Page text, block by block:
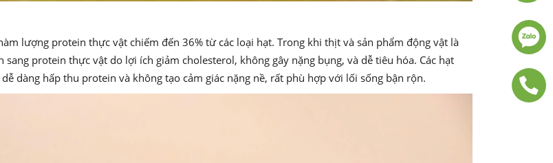
lượng protein thực vật chiếm đến 36% từ các loại hạt. Trong khi thịt và sản phẩm động vật là
protein thực vật do lợi ích giảm cholesterol, không gây nặng bụng, và dễ tiêu hóa. Các hạt
dàng hấp thu protein và không tạo cảm giác nặng nề, rất phù hợp với lối sống bận rộn.